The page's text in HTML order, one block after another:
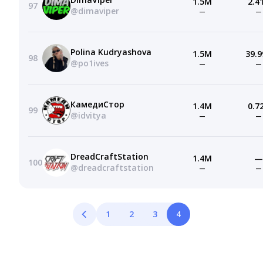
97
@dimaviper
— —
98
Polina Kudryashova
@po1ives
1.5M
— —
99
КамедиСтор
@idvitya
1.4M
— —
100
DreadCraftStation
@dreadcraftstation
1.4M
—
—
—
1 2 3 4